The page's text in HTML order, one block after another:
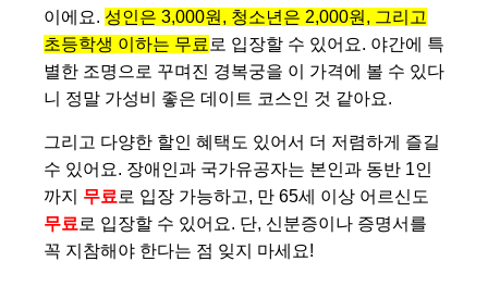
이에요. 성인은 3,000원, 청소년은 2,000원, 그리고
초등학생 이하는 무료 로 입장할 수 있어요. 야간에 특
별한 조명으로 꾸며진 경복궁을 이 가격에 볼 수 있다
니 정말 가성비 좋은 데이트 코스인 것 같아요.
그리고 다양한 할인 혜택도 있어서 더 저렴하게 즐길
수 있어요. 장애인과 국가유공자는 본인과 동반 1인
까지 무료 로 입장 가능하고, 만 65세 이상 어르신도
무료 로 입장할 수 있어요. 단, 신분증이나 증명서를
꼭 지참해야 한다는 점 잊지 마세요!